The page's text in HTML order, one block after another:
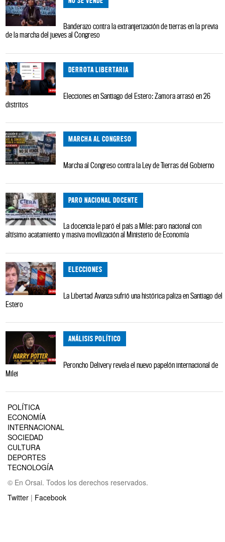
Banderazo contra la extranjerización de tierras en la previa
de la marcha del jueves al Congreso
DERROTA LIBERTARIA
Elecciones en Santiago del Estero: Zamora arrasó en 26
distritos
MARCHA AL CONGRESO
Marcha al Congreso contra la Ley de Tierras del Gobierno
PARO NACIONAL DOCENTE
La docencia le paró el país a Milei: paro nacional con
altísimo acatamiento y masiva movilización al Ministerio de Economía
ELECCIONES
La Libertad Avanza sufrió una histórica paliza en Santiago del
Estero
ANÁLISIS POLÍTICO
Peroncho Delivery revela el nuevo papelón internacional de
Milei
POLÍTICA
ECONOMÍA
INTERNACIONAL
SOCIEDAD
CULTURA
DEPORTES
TECNOLOGÍA
© En Orsai. Todos los derechos reservados.
Twitter | Facebook